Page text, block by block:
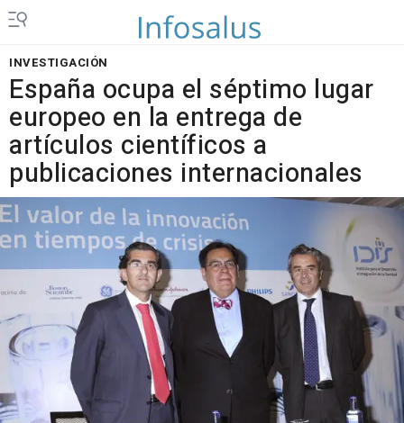
INVESTIGACIÓN
España ocupa el séptimo lugar
europeo en la entrega de
artículos científicos a
publicaciones internacionales